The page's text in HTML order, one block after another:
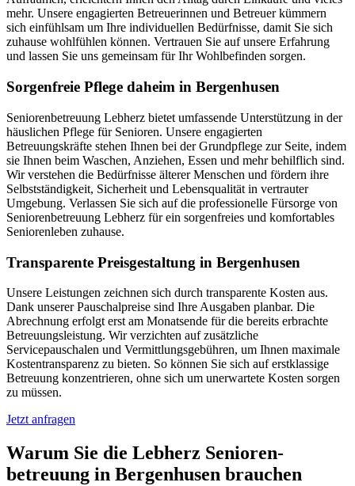
mehr. Unsere engagierten Betreuerinnen und Betreuer kümmern
sich einfühlsam um Ihre individuellen Bedürfnisse, damit Sie sich
zuhause wohlfühlen können. Vertrauen Sie auf unsere Erfahrung
und lassen Sie uns gemeinsam für Ihr Wohlbefinden sorgen.
Sorgenfreie Pflege daheim in Bergenhusen
Seniorenbetreuung Lebherz bietet umfassende Unterstützung in der
häuslichen Pflege für Senioren. Unsere engagierten
Betreuungskräfte stehen Ihnen bei der Grundpflege zur Seite, indem
sie Ihnen beim Waschen, Anziehen, Essen und mehr behilflich sind.
Wir verstehen die Bedürfnisse älterer Menschen und fördern ihre
Selbstständigkeit, Sicherheit und Lebensqualität in vertrauter
Umgebung. Verlassen Sie sich auf die professionelle Fürsorge von
Seniorenbetreuung Lebherz für ein sorgenfreies und komfortables
Seniorenleben zuhause.
Transparente Preisgestaltung in Bergenhusen
Unsere Leistungen zeichnen sich durch transparente Kosten aus.
Dank unserer Pauschalpreise sind Ihre Ausgaben planbar. Die
Abrechnung erfolgt erst am Monatsende für die bereits erbrachte
Betreuungsleistung. Wir verzichten auf zusätzliche
Servicepauschalen und Vermittlungsgebühren, um Ihnen maximale
Kostentransparenz zu bieten. So können Sie sich auf erstklassige
Betreuung konzentrieren, ohne sich um unerwartete Kosten sorgen
zu müssen.
Jetzt anfragen
Warum Sie die Lebherz Senioren­
betreuung in Bergenhusen brauchen